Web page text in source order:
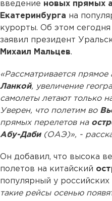
введение новых прямых
Екатеринбурга на
курорты. Об этом
заявил президент
Михаил Мальцев.
«Рассматривается
Ланкой, увеличение
самолеты летают только
Уверен, что полетим во
прямых перелетов на
Абу-Даби(ОАЭ)», -
Он добавил, что высока
полетов на китайский
популярный у российских
такие рейсы осенью